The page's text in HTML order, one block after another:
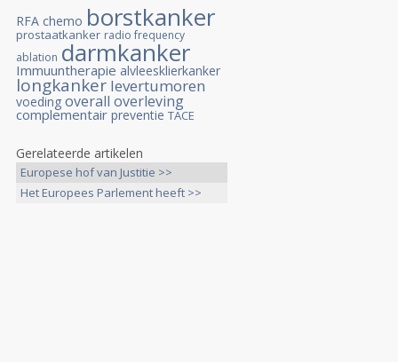
RFA chemo borstkanker
prostaatkanker radio frequency
ablation darmkanker
Immuuntherapie alvleesklierkanker
longkanker levertumoren
voeding overall overleving
complementair preventie TACE
Gerelateerde artikelen
Europese hof van Justitie >>
Het Europees Parlement heeft >>